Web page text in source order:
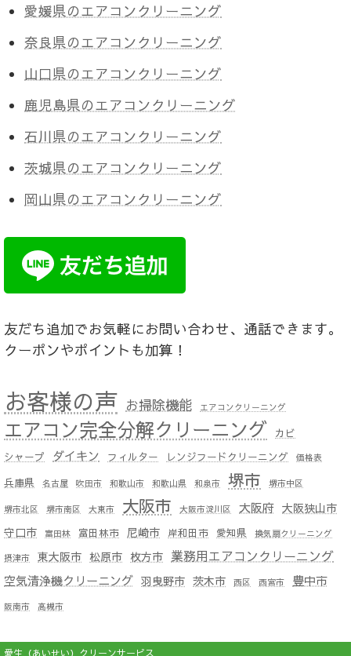
愛媛県のエアコンクリーニング
奈良県のエアコンクリーニング
山口県のエアコンクリーニング
鹿児島県のエアコンクリーニング
石川県のエアコンクリーニング
茨城県のエアコンクリーニング
岡山県のエアコンクリーニング
友だち追加でお気軽にお問い合わせ、通話できます。
クーポンやポイントも加算！
お客様の声 お掃除機能 エアコンクリーニング
エアコン完全分解クリーニング
カビ
シャープ
ダイキン フィルター レンジフードクリーニング 価格表
兵庫県 名古屋 吹田市 和歌山市 和歌山県 和泉市 堺市 堺市中区
堺市北区 堺市南区 大東市 大阪市 大阪市淀川区 大阪府 大阪狭山市
守口市
富田林 富田林市 尼崎市 岸和田市 愛知県 換気扇クリーニング
摂津市 東大阪市 松原市 枚方市 業務用エアコンクリーニング
空気清浄機クリーニング 羽曳野市 茨木市 西区 西宮市 豊中市
阪南市 高槻市
愛生（あいせい）クリーンサービス